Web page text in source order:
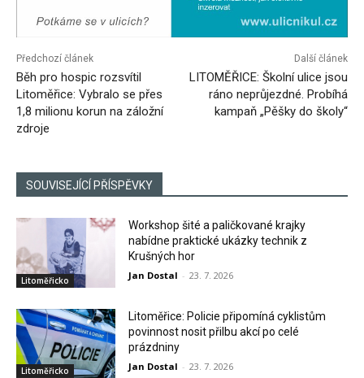
Předchozí článek
Běh pro hospic rozsvítil
Litoměřice: Vybralo se přes
1,8 milionu korun na záložní
zdroje
Další článek
LITOMĚŘICE: Školní ulice jsou
ráno neprůjezdné. Probíhá
kampaň „Pěšky do školy“
SOUVISEJÍCÍ PŘÍSPĚVKY
Litoměřicko
Workshop šité a paličkované krajky
nabídne praktické ukázky technik z
Krušných hor
Jan Dostal - 23. 7. 2026
Litoměřicko
Litoměřice: Policie připomíná cyklistům
povinnost nosit přilbu akcí po celé
prázdniny
Jan Dostal - 23. 7. 2026